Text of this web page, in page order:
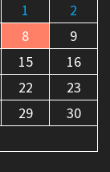
1
2
8
9
15
16
22
23
29
30